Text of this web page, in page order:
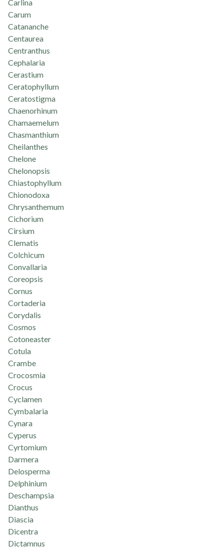
Carlina
Carum
Catananche
Centaurea
Centranthus
Cephalaria
Cerastium
Ceratophyllum
Ceratostigma
Chaenorhinum
Chamaemelum
Chasmanthium
Cheilanthes
Chelone
Chelonopsis
Chiastophyllum
Chionodoxa
Chrysanthemum
Cichorium
Cirsium
Clematis
Colchicum
Convallaria
Coreopsis
Cornus
Cortaderia
Corydalis
Cosmos
Cotoneaster
Cotula
Crambe
Crocosmia
Crocus
Cyclamen
Cymbalaria
Cynara
Cyperus
Cyrtomium
Darmera
Delosperma
Delphinium
Deschampsia
Dianthus
Diascia
Dicentra
Dictamnus